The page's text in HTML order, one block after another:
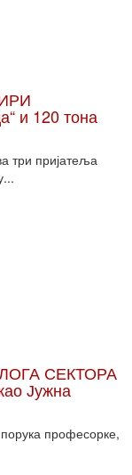
и 120 тона
три пријатеља
СЕКТОРА
Јужна
порука професорке,